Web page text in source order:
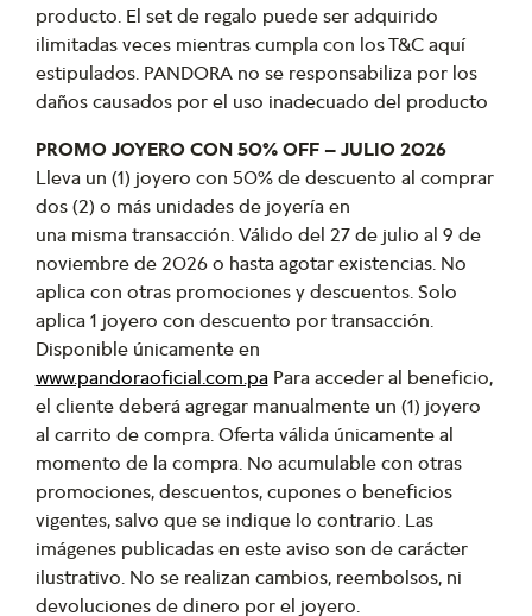
producto. El set de regalo puede ser adquirido
ilimitadas veces mientras cumpla con los T&C aquí
estipulados. PANDORA no se responsabiliza por los
daños causados por el uso inadecuado del producto
PROMO JOYERO CON 50% OFF – JULIO 2026
Lleva un (1) joyero con 50% de descuento al comprar
dos (2) o más unidades de joyería en
una misma transacción. Válido del 27 de julio al 9 de
noviembre de 2026 o hasta agotar existencias. No
aplica con otras promociones y descuentos. Solo
aplica 1 joyero con descuento por transacción.
Disponible únicamente en
www.pandoraoficial.com.paPara acceder al beneficio,
el cliente deberá agregar manualmente un (1) joyero
al carrito de compra. Oferta válida únicamente al
momento de la compra. No acumulable con otras
promociones, descuentos, cupones o beneficios
vigentes, salvo que se indique lo contrario. Las
imágenes publicadas en este aviso son de carácter
ilustrativo. No se realizan cambios, reembolsos, ni
devoluciones de dinero por el joyero.